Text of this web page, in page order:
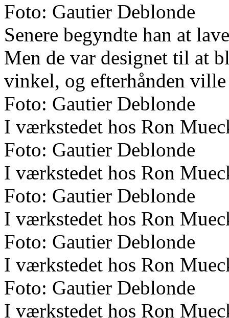
Foto: Gautier Deblonde
Senere begyndte han at
Men de var designet til at
vinkel, og efterhånden
Foto: Gautier Deblonde
I værkstedet hos Ron
Foto: Gautier Deblonde
I værkstedet hos Ron
Foto: Gautier Deblonde
I værkstedet hos Ron
Foto: Gautier Deblonde
I værkstedet hos Ron
Foto: Gautier Deblonde
I værkstedet hos Ron